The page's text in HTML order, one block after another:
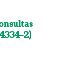
2)